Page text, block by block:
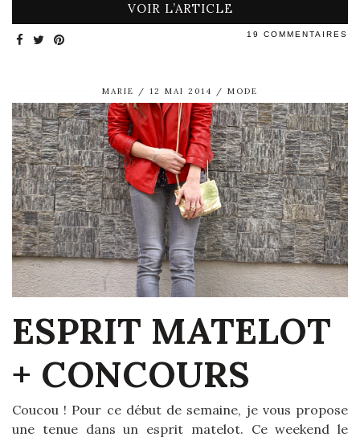
VOIR L’ARTICLE
19 COMMENTAIRES
MARIE 12 MAI 2014 MODE
ESPRIT MATELOT
+ CONCOURS
Coucou ! Pour ce début de semaine, je vous propose
une tenue dans un esprit matelot. Ce weekend le